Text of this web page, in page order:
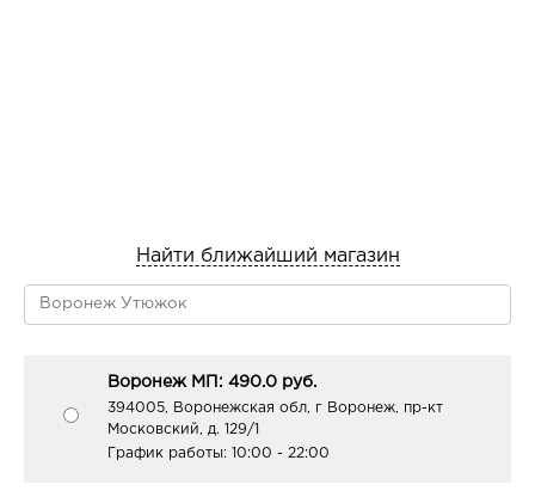
Найти ближайший магазин
Воронеж МП: 490.0 руб.
394005, Воронежская обл, г Воронеж, пр-кт
Московский, д. 129/1
График работы: 10:00 - 22:00